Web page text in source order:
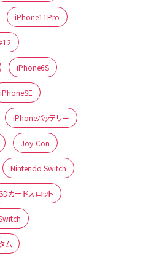
iPhone11Pro
iPhone6S
iPhoneSE
iPhoneバッテリー
Joy-Con
Nintendo Switch
カードスロット
ム